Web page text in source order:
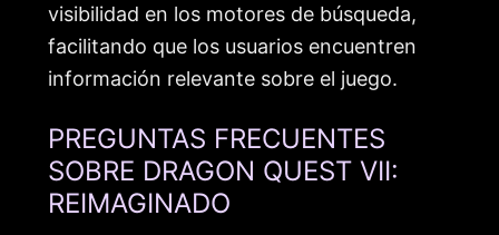
visibilidad en los motores de búsqueda,
facilitando que los usuarios encuentren
información relevante sobre el juego.
PREGUNTAS FRECUENTES
SOBRE DRAGON QUEST VII:
REIMAGINADO